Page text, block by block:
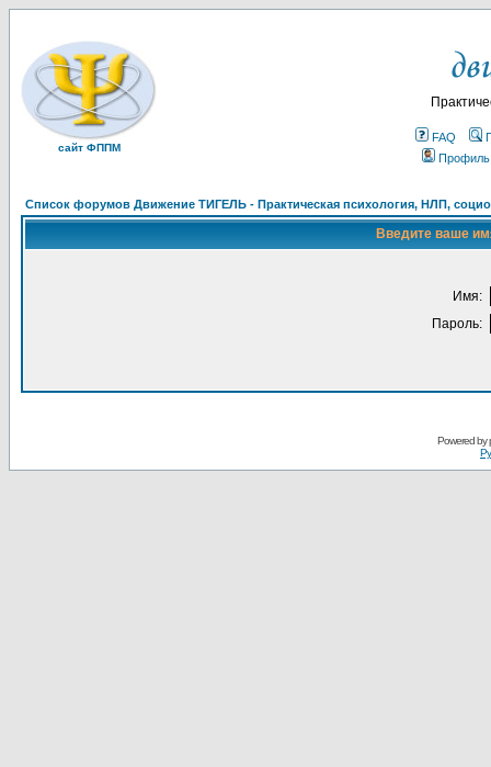
сайт ФППМ
FAQ
Профиль
Список форумов Движение ТИГЕЛЬ - Практическая психология, НЛП,
Введите ваше
Имя:
Пароль:
Powered by